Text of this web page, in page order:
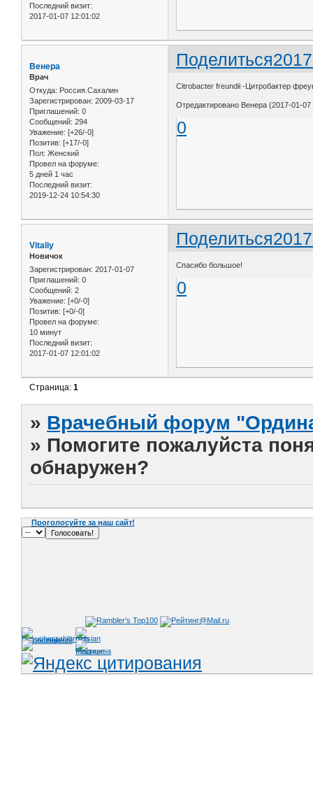
Последний визит:
2017-01-07 12:01:02
Поделиться
Венера
Врач
Откуда: Россия.Сахалин
Зарегистрирован: 2009-03-17
Приглашений: 0
Сообщений: 294
Уважение: [+26/-0]
Позитив: [+17/-0]
Пол: Женский
Провел на форуме:
5 дней 1 час
Последний визит:
2019-12-24 10:54:30
Citrobacter freundii -Цитробактер
Отредактировано Венера (2017-01-07
0
Поделиться
Vitaliy
Новичок
Зарегистрирован: 2017-01-07
Приглашений: 0
Сообщений: 2
Уважение: [+0/-0]
Позитив: [+0/-0]
Провел на форуме:
10 минут
Последний визит:
2017-01-07 12:01:02
Спасибо большое!
0
Страница:1
» Врачебный форум
» Помогите пожалуйста
обнаружен?
Проголосуйте за наш сайт!